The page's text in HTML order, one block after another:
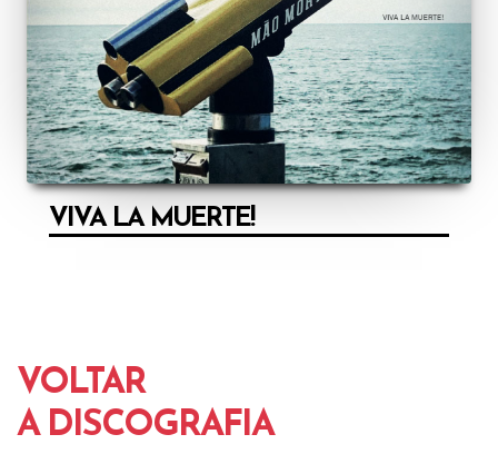
VIVA LA MUERTE!
VOLTAR
A DISCOGRAFIA